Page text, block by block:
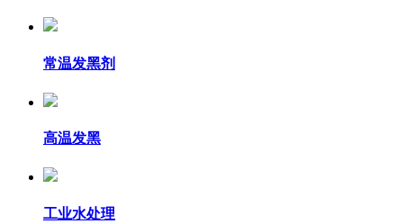
常温发黑剂
高温发黑
工业水处理